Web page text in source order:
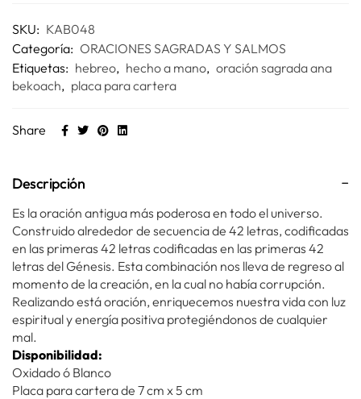
SKU: KAB048
Categoría: ORACIONES SAGRADAS Y SALMOS
Etiquetas: hebreo, hecho a mano, oración sagrada ana
bekoach, placa para cartera
Share
Descripción
Es la oración antigua más poderosa en todo el universo.
Construido alrededor de secuencia de 42 letras, codificadas
en las primeras 42 letras codificadas en las primeras 42
letras del Génesis. Esta combinación nos lleva de regreso al
momento de la creación, en la cual no había corrupción.
Realizando está oración, enriquecemos nuestra vida con luz
espiritual y energía positiva protegiéndonos de cualquier
mal.
Disponibilidad:
Oxidado ó Blanco
Placa para cartera de 7 cm x 5 cm